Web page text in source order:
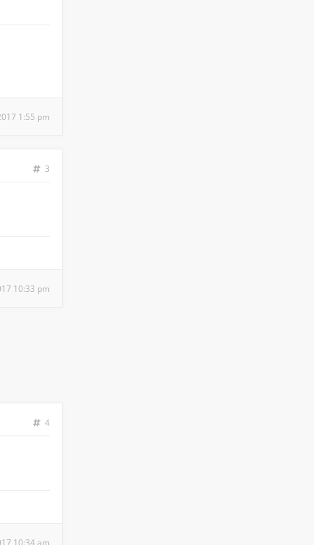
1:55 pm
3
10:33 pm
4
10:34 am